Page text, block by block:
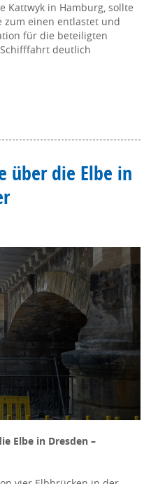
Kattwyk in Hamburg, sollte
zum einen entlastet und
für die beteiligten
deutlich
über die Elbe in
Elbe in Dresden –